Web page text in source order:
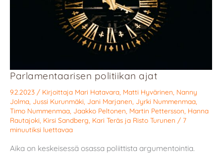
Parlamentaarisen politiikan ajat
9.2.2023 / Kirjoittaja Mari Hatavara Matti Hyvärinen Nanny
Jolma Jussi Kurunmäki Jani Marjanen Jyrki Nummenmaa
Timo Nummenmaa Jaakko Peltonen Martin Pettersson Hanna
Rautajoki Kirsi Sandberg Kari Teräs ja Risto Turunen / 7
minuutiksi luettavaa
Aika on keskeisessä osassa poliittista argumentointia.